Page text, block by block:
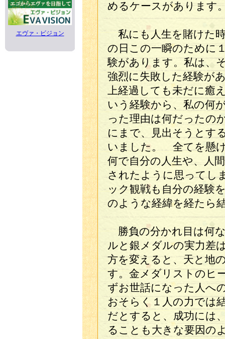
エヴァ・ビジョン
めるケースがあります
私にも人生を賭けた
の日この一瞬のために
験があります。私は、
強烈に失敗した経験が
上経過しても未だに癒
いう経験から、私の何
った理由は何だったの
にまで、見出そうとす
いました。 全てを懸
何で自分の人生や、人
されたように思ってし
ック観戦も自分の経験
のような経緯を経たら
勝負の分かれ目は何
ルと銀メダルの実力差
方を変えると、天と地
す。金メダリストのヒ
ずお世話になった人へ
おそらく１人の力では
だとすると、成功には
ることも大きな要因の